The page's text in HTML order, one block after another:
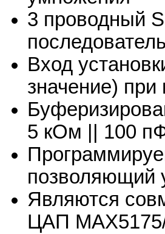
3 проводный
Вход
значение)
5 кОм || 100
позволяющий
Являются
ЦАП